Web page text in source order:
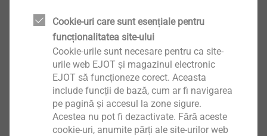
Diametru taler: 50 mm
Diametru gaură: 8,0 mm
Acționare cap șurub: Hexalobular T30
Adâncimea de instalare
Beton C12/15 ≥ 30 mm
Beton ușor LC12/13 ≥ 30 mm
BCA P 3.3/0.5 ≥ 65 mm
Adâncime gaură burghiu
Cookie-uri care sunt esențiale pentru
funcționalitatea site-ului
Cookie-urile sunt necesare pentru ca site-
urile web EJOT și magazinul electronic
EJOT să funcționeze corect. Aceasta
include funcții de bază, cum ar fi navigarea
pe pagină și accesul la zone sigure.
Acestea nu pot fi dezactivate. Fără aceste
cookie-uri, anumite părți ale site-urilor web